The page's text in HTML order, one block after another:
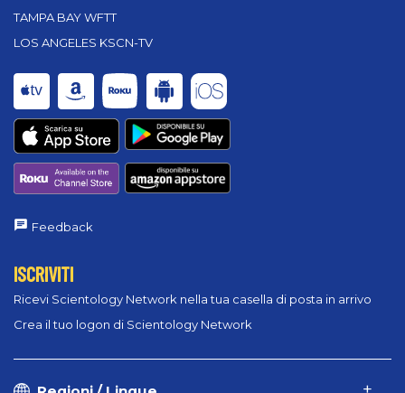
TAMPA BAY WFTT
LOS ANGELES KSCN-TV
Feedback
ISCRIVITI
Ricevi Scientology Network nella tua casella di posta in arrivo
Crea il tuo logon di Scientology Network